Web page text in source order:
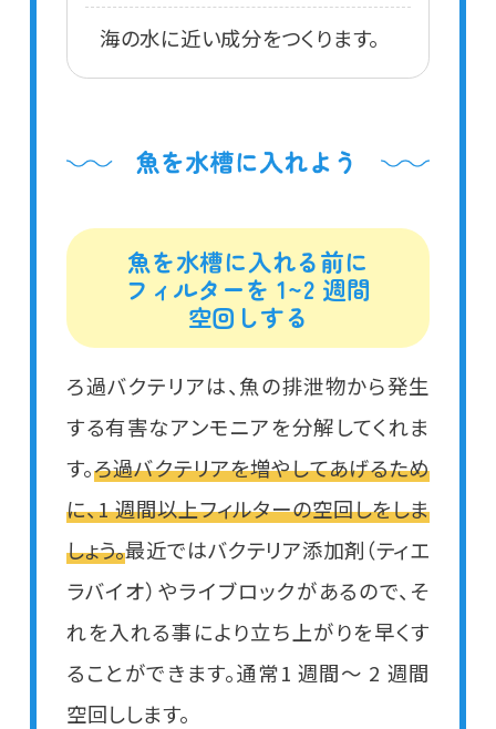
海の水に近い成分をつくります。
魚を水槽に入れる前に
フィルターを 1~2 週間
空回しする
ろ過バクテリアは、魚の排泄物から発生
する有害なアンモニアを分解してくれま
す。ろ過バクテリアを増やしてあげるため
に、1 週間以上フィルターの空回しをしま
しょう。最近ではバクテリア添加剤（ティエ
ラバイオ）やライブロックがあるので、そ
れを入れる事により立ち上がりを早くす
ることができます。通常1 週間～ 2 週間
空回しします。